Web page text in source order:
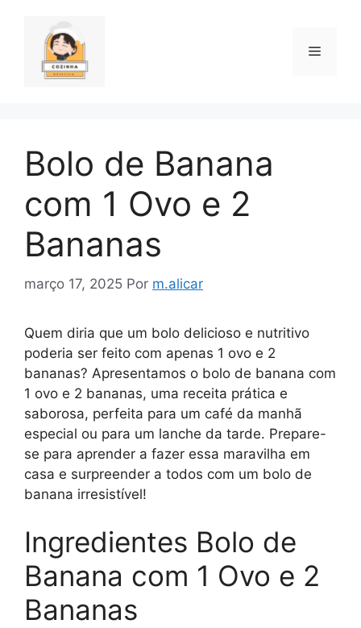
conteúdo
Menu
Bolo de Banana
com 1 Ovo e 2
Bananas
março 17, 2025 Por m.alicar
Quem diria que um bolo delicioso e nutritivo
poderia ser feito com apenas 1 ovo e 2
bananas? Apresentamos o bolo de banana com
1 ovo e 2 bananas, uma receita prática e
saborosa, perfeita para um café da manhã
especial ou para um lanche da tarde. Prepare-
se para aprender a fazer essa maravilha em
casa e surpreender a todos com um bolo de
banana irresistível!
Ingredientes Bolo de
Banana com 1 Ovo e 2
Bananas